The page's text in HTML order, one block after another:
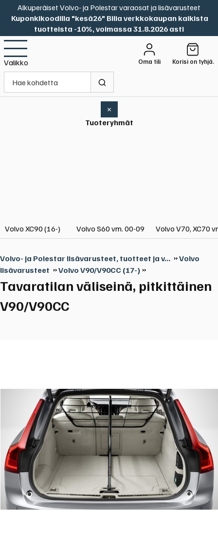
Alkuperäiset Volvo- ja Polestar varaosat ja lisävarusteet
Kuponkikoodilla "kesä26" Bilia verkkokaupan kaikista
tuotteista -10%, voimassa 31.8.2026 asti
Valikko Oma tili Korisi on tyhjä.
×
Tuoteryhmät
Volvo XC90 (16-) Volvo S60 vm. 00-09 Volvo V70, XC70
Volvo- ja Polestar lisävarusteet, tuotteet ja v...
Volvo
lisävarusteet
Volvo V90/V90CC (17-)
Tavaratilan väliseinä, pitkittäinen
V90/V90CC